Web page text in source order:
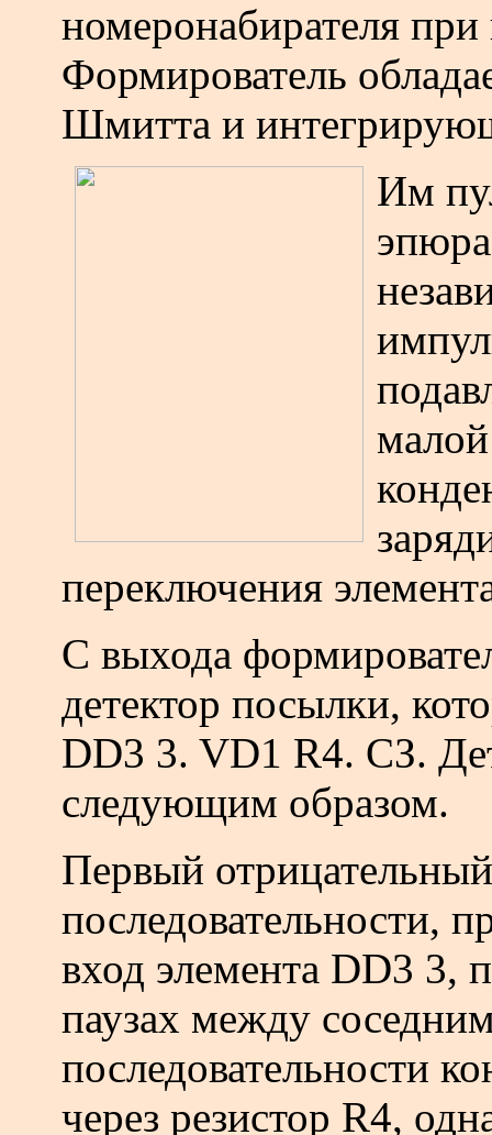
номеронабирателя
Формирователь
Шмитта и
Им
переключения
С выхода
детектор посылки,
DD3 3. VD1 R4. СЗ.
следующим образом.
Первый
последовательности,
вход элемента DD3 3,
паузах между
последовательности
через резистор R4,